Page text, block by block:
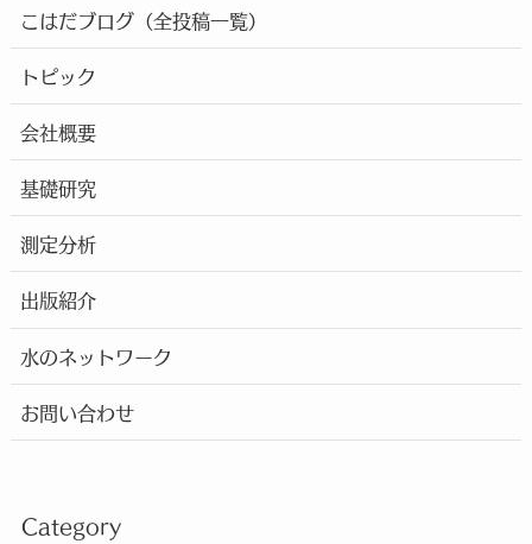
こはだブログ（全投稿一覧）
トピック
会社概要
基礎研究
測定分析
出版紹介
水のネットワーク
お問い合わせ
Category